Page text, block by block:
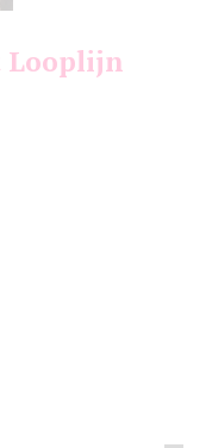
Looplijn